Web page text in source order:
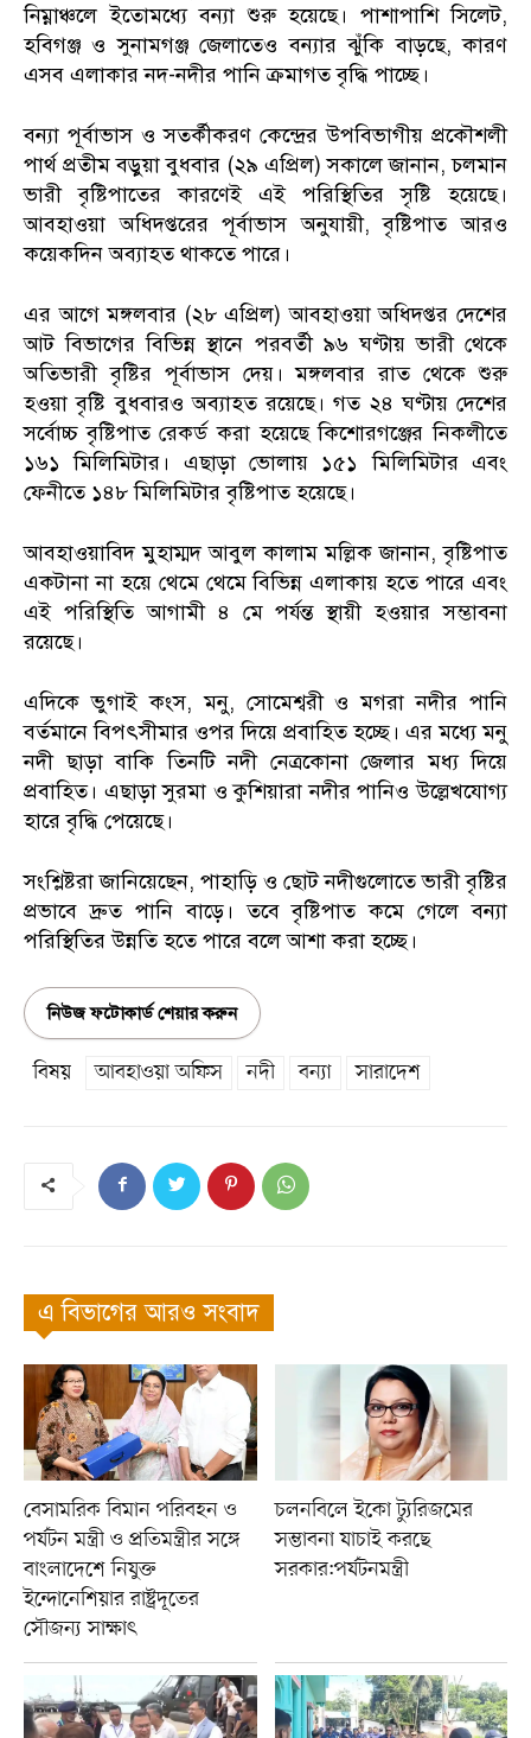
নিম্নাঞ্চলে ইতোমধ্যে বন্যা শুরু হয়েছে। পাশাপাশি সিলেট,
হবিগঞ্জ ও সুনামগঞ্জ জেলাতেও বন্যার ঝুঁকি বাড়ছে, কারণ
এসব এলাকার নদ-নদীর পানি ক্রমাগত বৃদ্ধি পাচ্ছে।
বন্যা পূর্বাভাস ও সতর্কীকরণ কেন্দ্রের উপবিভাগীয় প্রকৌশলী
পার্থ প্রতীম বড়ুয়া বুধবার (২৯ এপ্রিল) সকালে জানান, চলমান
ভারী বৃষ্টিপাতের কারণেই এই পরিস্থিতির সৃষ্টি হয়েছে।
আবহাওয়া অধিদপ্তরের পূর্বাভাস অনুযায়ী, বৃষ্টিপাত আরও
কয়েকদিন অব্যাহত থাকতে পারে।
এর আগে মঙ্গলবার (২৮ এপ্রিল) আবহাওয়া অধিদপ্তর দেশের
আট বিভাগের বিভিন্ন স্থানে পরবর্তী ৯৬ ঘণ্টায় ভারী থেকে
অতিভারী বৃষ্টির পূর্বাভাস দেয়। মঙ্গলবার রাত থেকে শুরু
হওয়া বৃষ্টি বুধবারও অব্যাহত রয়েছে। গত ২৪ ঘণ্টায় দেশের
সর্বোচ্চ বৃষ্টিপাত রেকর্ড করা হয়েছে কিশোরগঞ্জের নিকলীতে
১৬১ মিলিমিটার। এছাড়া ভোলায় ১৫১ মিলিমিটার এবং
ফেনীতে ১৪৮ মিলিমিটার বৃষ্টিপাত হয়েছে।
আবহাওয়াবিদ মুহাম্মদ আবুল কালাম মল্লিক জানান, বৃষ্টিপাত
একটানা না হয়ে থেমে থেমে বিভিন্ন এলাকায় হতে পারে এবং
এই পরিস্থিতি আগামী ৪ মে পর্যন্ত স্থায়ী হওয়ার সম্ভাবনা
রয়েছে।
এদিকে ভুগাই কংস, মনু, সোমেশ্বরী ও মগরা নদীর পানি
বর্তমানে বিপৎসীমার ওপর দিয়ে প্রবাহিত হচ্ছে। এর মধ্যে মনু
নদী ছাড়া বাকি তিনটি নদী নেত্রকোনা জেলার মধ্য দিয়ে
প্রবাহিত। এছাড়া সুরমা ও কুশিয়ারা নদীর পানিও উল্লেখযোগ্য
হারে বৃদ্ধি পেয়েছে।
সংশ্লিষ্টরা জানিয়েছেন, পাহাড়ি ও ছোট নদীগুলোতে ভারী বৃষ্টির
প্রভাবে দ্রুত পানি বাড়ে। তবে বৃষ্টিপাত কমে গেলে বন্যা
পরিস্থিতির উন্নতি হতে পারে বলে আশা করা হচ্ছে।
নিউজ ফটোকার্ড শেয়ার করুন
বিষয় আবহাওয়া অফিস নদী বন্যা সারাদেশ
এ বিভাগের আরও সংবাদ
বেসামরিক বিমান পরিবহন ও
পর্যটন মন্ত্রী ও প্রতিমন্ত্রীর সঙ্গে
বাংলাদেশে নিযুক্ত
ইন্দোনেশিয়ার রাষ্ট্রদূতের
সৌজন্য সাক্ষাৎ
চলনবিলে ইকো ট্যুরিজমের
সম্ভাবনা যাচাই করছে
সরকার:পর্যটনমন্ত্রী